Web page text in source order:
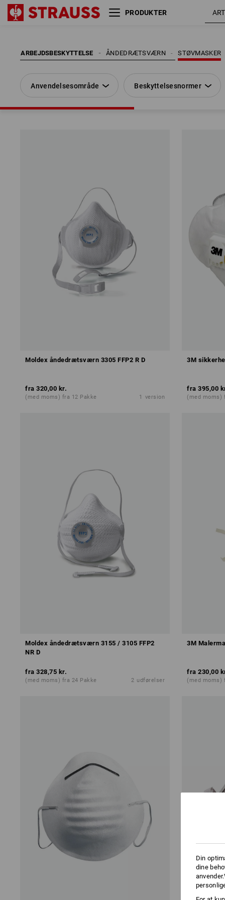
PRODUKTER
ARBEJDSBESKYTTELSE STØVMASKER
ÅNDEDRÆTSVÆRN
Anvendelsesområde Beskyttelsesnormer
Anvendelsesområde Beskyttelsesnormer
Moldex åndedrætsværn 3305 FFP2 R D
fra 320,00 kr.
(med moms) fra 12 Pakke 1 version
3M
fra 395,00
(med moms)
Moldex åndedrætsværn 3155 / 3105 FFP2
NR D
fra 328,75 kr.
(med moms) fra 24 Pakke 2 udførelser
3M
fra 230,00
(med moms)
Din
dine